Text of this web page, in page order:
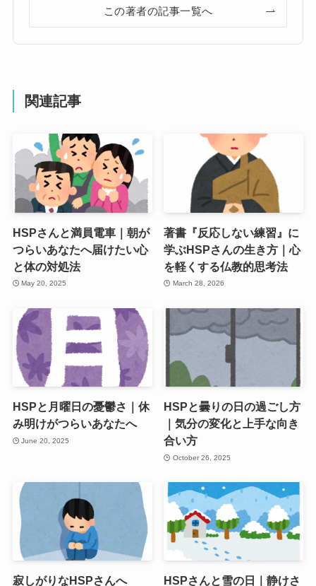
この著者の記事一覧へ
関連記事
HSPさんと満員電車｜朝が
つらいあなたへ届けたい心
と体の対処法
May 20, 2025
著書『反応しない練習』に
学ぶHSPさんの生き方｜心
を軽くする仏教的思考法
March 28, 2026
HSPと月曜日の憂鬱さ｜休
み明けがつらいあなたへ
June 20, 2025
HSPと曇りの日の過ごし方
｜気分の変化と上手な向き
合い方
October 26, 2025
寂しがりなHSPさんへ
HSPさんと雪の日｜静けさ